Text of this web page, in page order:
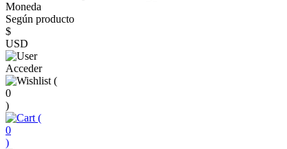
Moneda
Según producto
$
USD
Acceder
(
0
)
(
0
)